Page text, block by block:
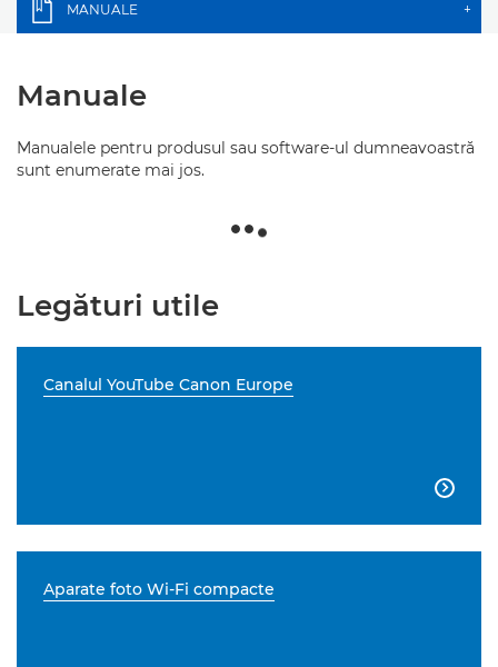
MANUALE +
Manuale
Manualele pentru produsul sau software-ul dumneavoastră
sunt enumerate mai jos.
Legături utile
Canalul YouTube Canon Europe

Aparate foto Wi-Fi compacte